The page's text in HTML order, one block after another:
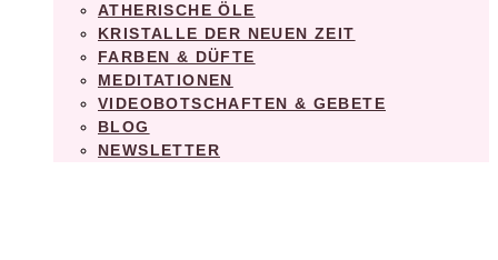
ATHERISCHE ÖLE
KRISTALLE DER NEUEN ZEIT
FARBEN & DÜFTE
MEDITATIONEN
VIDEOBOTSCHAFTEN & GEBETE
BLOG
NEWSLETTER